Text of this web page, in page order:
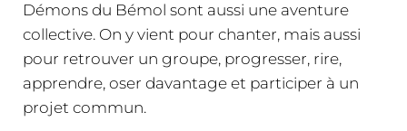
Démons du Bémol sont aussi une aventure
collective. On y vient pour chanter, mais aussi
pour retrouver un groupe, progresser, rire,
apprendre, oser davantage et participer à un
projet commun.